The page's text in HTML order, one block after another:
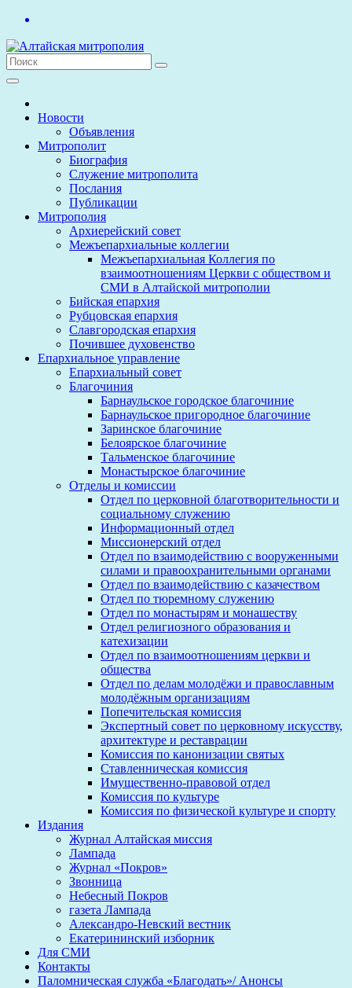
Перейти
содержимому
Новости
Объявления
Митрополит
Биография
Служение митрополита
Послания
Публикации
Митрополия
Архиерейский совет
Межъепархиальные коллегии
Межъепархиальная Коллегия по
взаимоотношениям Церкви с обществом и
СМИ в Алтайской митрополии
Бийская епархия
Рубцовская епархия
Славгородская епархия
Почившее духовенство
Епархиальное управление
Епархиальный совет
Благочиния
Барнаульское городское благочиние
Барнаульское пригородное благочиние
Заринское благочиние
Белоярское благочиние
Тальменское благочиние
Монастырское благочиние
Отделы и комиссии
Отдел по церковной благотворительности и
социальному служению
Информационный отдел
Миссионерский отдел
Отдел по взаимодействию с вооруженными
силами и правоохранительными органами
Отдел по взаимодействию с казачеством
Отдел по тюремному служению
Отдел по монастырям и монашеству
Отдел религиозного образования и
катехизации
Отдел по взаимоотношениям церкви и
общества
Отдел по делам молодёжи и православным
молодёжным организациям
Попечительская комиссия
Экспертный совет по церковному искусству,
архитектуре и реставрации
Комиссия по канонизации святых
Ставленническая комиссия
Имущественно-правовой отдел
Комиссия по культуре
Комиссия по физической культуре и спорту
Издания
Журнал Алтайская миссия
Лампада
Журнал «Покров»
Звонница
Небесный Покров
газета Лампада
Александро-Невский вестник
Екатерининский изборник
Для СМИ
Контакты
Паломническая служба «Благодать»/ Анонсы